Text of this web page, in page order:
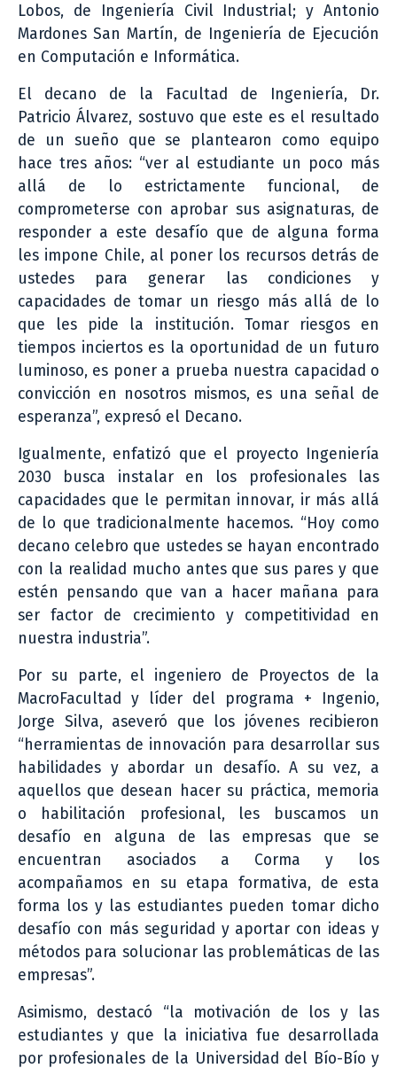
Lobos, de Ingeniería Civil Industrial; y Antonio
Mardones San Martín, de Ingeniería de Ejecución
en Computación e Informática.
El decano de la Facultad de Ingeniería, Dr.
Patricio Álvarez, sostuvo que este es el resultado
de un sueño que se plantearon como equipo
hace tres años: “ver al estudiante un poco más
allá de lo estrictamente funcional, de
comprometerse con aprobar sus asignaturas, de
responder a este desafío que de alguna forma
les impone Chile, al poner los recursos detrás de
ustedes para generar las condiciones y
capacidades de tomar un riesgo más allá de lo
que les pide la institución. Tomar riesgos en
tiempos inciertos es la oportunidad de un futuro
luminoso, es poner a prueba nuestra capacidad o
convicción en nosotros mismos, es una señal de
esperanza”, expresó el Decano.
Igualmente, enfatizó que el proyecto Ingeniería
2030 busca instalar en los profesionales las
capacidades que le permitan innovar, ir más allá
de lo que tradicionalmente hacemos. “Hoy como
decano celebro que ustedes se hayan encontrado
con la realidad mucho antes que sus pares y que
estén pensando que van a hacer mañana para
ser factor de crecimiento y competitividad en
nuestra industria”.
Por su parte, el ingeniero de Proyectos de la
MacroFacultad y líder del programa + Ingenio,
Jorge Silva, aseveró que los jóvenes recibieron
“herramientas de innovación para desarrollar sus
habilidades y abordar un desafío. A su vez, a
aquellos que desean hacer su práctica, memoria
o habilitación profesional, les buscamos un
desafío en alguna de las empresas que se
encuentran asociados a Corma y los
acompañamos en su etapa formativa, de esta
forma los y las estudiantes pueden tomar dicho
desafío con más seguridad y aportar con ideas y
métodos para solucionar las problemáticas de las
empresas”.
Asimismo, destacó “la motivación de los y las
estudiantes y que la iniciativa fue desarrollada
por profesionales de la Universidad del Bío-Bío y